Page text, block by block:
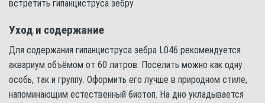
встретить гипанциструса зебру
Уход и содержание
Для содержания гипанциструса зебра L046 рекомендуется
аквариум объёмом от 60 литров. Поселить можно как одну
особь, так и группу. Оформить его лучше в природном стиле,
напоминающим естественный биотоп. На дно укладывается